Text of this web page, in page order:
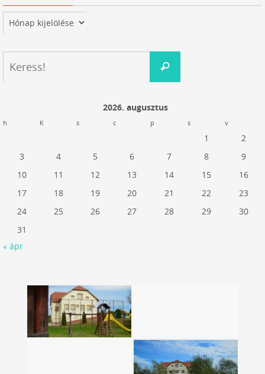
Archívum
Keress!
2026. augusztus
h K s c p s v
1
2
3
4 5 6 7 8
9
10
11 12 13 14 15
16
17
18 19 20 21 22
23
24
25 26 27 28 29
30
31
« ápr